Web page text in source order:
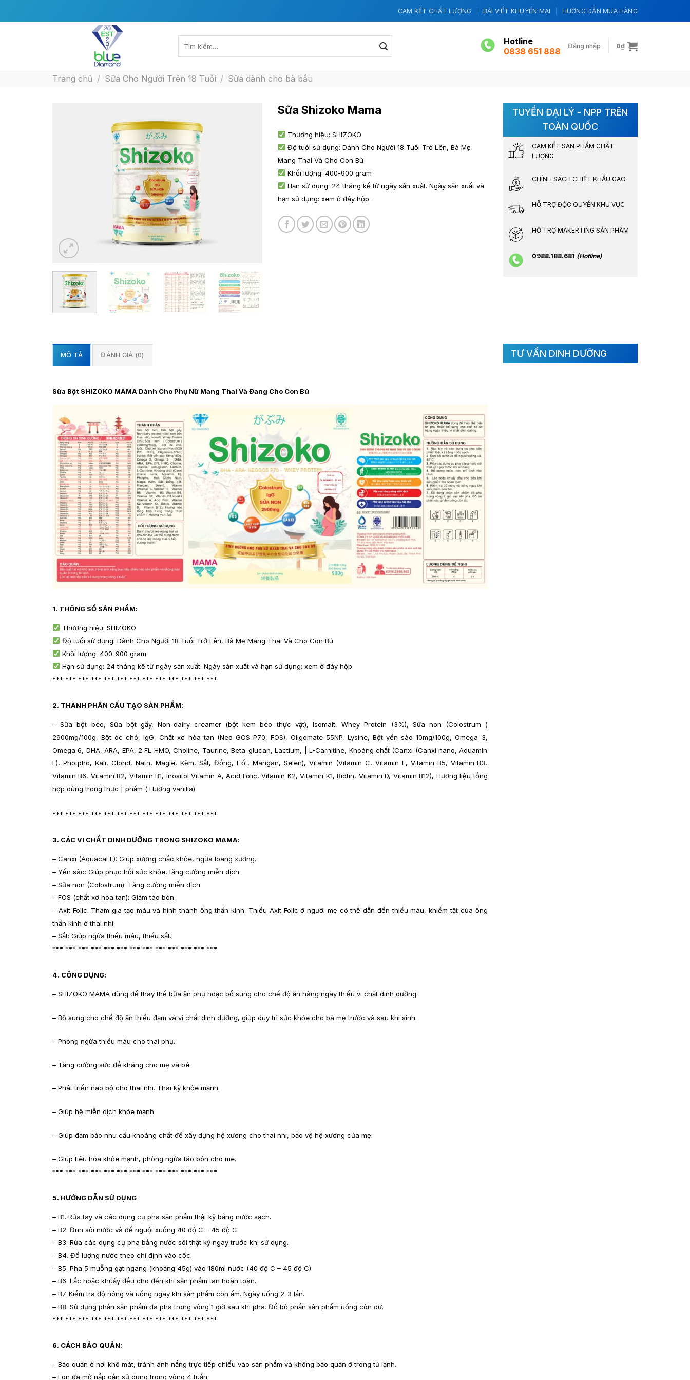
CAM KẾT CHẤT LƯỢNG BÀI VIẾT KHUYẾN MẠI HƯỚNG DẪN MUA HÀNG
kiếm:
Hotline
0838 651 888
Đăng nhập 0₫
Trang chủ / Sữa Cho Người Trên 18 Tuổi / Sữa dành cho bà bầu
Sữa Shizoko Mama
Thương hiệu: SHIZOKO
Độ tuổi sử dụng: Dành Cho Người 18 Tuổi Trở Lên, Bà Mẹ
Mang Thai Và Cho Con Bú
Khối lượng: 400-900 gram
Hạn sử dụng: 24 tháng kể từ ngày sản xuất. Ngày sản xuất và
hạn sử dụng: xem ở đáy hộp.
TUYỂN ĐẠI LÝ - NPP TRÊN
TOÀN QUỐC
CAM KẾT SẢN PHẨM CHẤT
LƯỢNG
CHÍNH SÁCH CHIẾT KHẤU CAO
HỖ TRỢ ĐỘC QUYỀN KHU VỰC
HỖ TRỢ MAKERTING SẢN PHẨM
0988.188.681 (Hotline)
MÔ TẢ ĐÁNH GIÁ (0)
Sữa Bột SHIZOKO MAMA Dành Cho Phụ Nữ Mang Thai Và Đang Cho Con Bú
1. THÔNG SỐ SẢN PHẨM:
Thương hiệu: SHIZOKO
Độ tuổi sử dụng: Dành Cho Người 18 Tuổi Trở Lên, Bà Mẹ Mang Thai Và Cho Con Bú
Khối lượng: 400-900 gram
Hạn sử dụng: 24 tháng kể từ ngày sản xuất. Ngày sản xuất và hạn sử dụng: xem ở đáy hộp.
*** *** *** *** *** *** *** *** *** *** *** *** ***
2. THÀNH PHẦN CẤU TẠO SẢN PHẨM:
– Sữa bột béo, Sữa bột gầy, Non-dairy creamer (bột kem béo thực vật), Isomalt, Whey Protein (3%), Sữa non (Colostrum )
2900mg/100g, Bột óc chó, IgG, Chất xơ hòa tan (Neo GOS P70, FOS), Oligomate-55NP, Lysine, Bột yến sào 10mg/100g, Omega 3,
Omega 6, DHA, ARA, EPA, 2 FL HMO, Choline, Taurine, Beta-glucan, Lactium, | L-Carnitine, Khoáng chất (Canxi (Canxi nano, Aquamin
F), Photpho, Kali, Clorid, Natri, Magie, Kẽm, Sắt, Đồng, I-ốt, Mangan, Selen), Vitamin (Vitamin C, Vitamin E, Vitamin B5, Vitamin B3,
Vitamin B6, Vitamin B2, Vitamin B1, Inositol Vitamin A, Acid Folic, Vitamin K2, Vitamin K1, Biotin, Vitamin D, Vitamin B12), Hương liệu tổng
hợp dùng trong thực | phẩm ( Hương vanilla)
*** *** *** *** *** *** *** *** *** *** *** *** ***
3. CÁC VI CHẤT DINH DƯỠNG TRONG SHIZOKO MAMA:
– Canxi (Aquacal F): Giúp xương chắc khỏe, ngừa loãng xương.
– Yến sào: Giúp phục hồi sức khỏe, tăng cường miễn dịch
– Sữa non (Colostrum): Tăng cường miễn dịch
– FOS (chất xơ hòa tan): Giảm táo bón.
– Axit Folic: Tham gia tạo máu và hình thành ống thần kinh. Thiếu Axit Folic ở người mẹ có thể dẫn đến thiếu máu, khiếm tật của ống
thần kinh ở thai nhi
– Sắt: Giúp ngừa thiếu máu, thiếu sắt.
*** *** *** *** *** *** *** *** *** *** *** *** ***
4. CÔNG DỤNG:
– SHIZOKO MAMA dùng để thay thế bữa ăn phụ hoặc bổ sung cho chế độ ăn hàng ngày thiếu vi chất dinh dưỡng.
– Bổ sung cho chế độ ăn thiếu đạm và vi chất dinh dưỡng, giúp duy trì sức khỏe cho bà mẹ trước và sau khi sinh.
– Phòng ngừa thiếu máu cho thai phụ.
– Tăng cường sức đề kháng cho mẹ và bé.
– Phát triển não bộ cho thai nhi. Thai kỳ khỏe mạnh.
– Giúp hệ miễn dịch khỏe mạnh.
– Giúp đảm bảo nhu cầu khoáng chất để xây dựng hệ xương cho thai nhi, bảo vệ hệ xương của mẹ.
– Giúp tiêu hóa khỏe mạnh, phòng ngừa táo bón cho me.
*** *** *** *** *** *** *** *** *** *** *** *** ***
5. HƯỚNG DẪN SỬ DỤNG
– B1. Rửa tay và các dụng cụ pha sản phẩm thật kỹ bằng nước sạch.
– B2. Đun sôi nước và để nguội xuống 40 độ C – 45 độ C.
– B3. Rửa các dụng cụ pha bằng nước sôi thật kỹ ngay trước khi sử dụng.
– B4. Đổ lượng nước theo chỉ định vào cốc.
– B5. Pha 5 muỗng gạt ngang (khoảng 45g) vào 180ml nước (40 độ C – 45 độ C).
– B6. Lắc hoặc khuấy đều cho đến khi sản phẩm tan hoàn toàn.
– B7. Kiểm tra độ nóng và uống ngay khi sản phẩm còn ấm. Ngày uống 2-3 lần.
– B8. Sử dụng phần sản phẩm đã pha trong vòng 1 giờ sau khi pha. Đổ bỏ phần sản phẩm uống còn dư.
*** *** *** *** *** *** *** *** *** *** *** *** ***
6. CÁCH BẢO QUẢN:
– Bảo quản ở nơi khô mát, tránh ánh nắng trực tiếp chiếu vào sản phẩm và không bảo quản ở trong tủ lạnh.
– Lon đã mở nắp cần sử dụng trong vòng 4 tuần.
TƯ VẤN DINH DƯỠNG